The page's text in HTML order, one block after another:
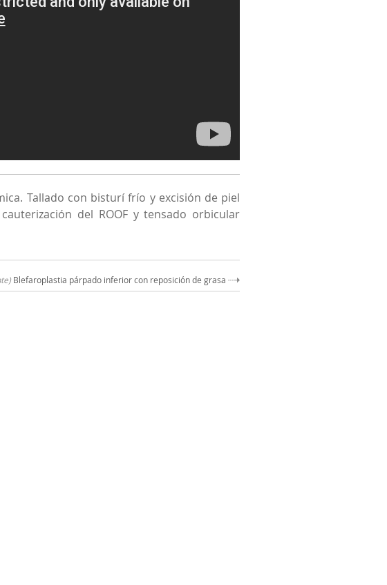
Tallado con bisturí frío y excisión de piel
del ROOF y tensado orbicular
Blefaroplastia párpado inferior con reposición de grasa